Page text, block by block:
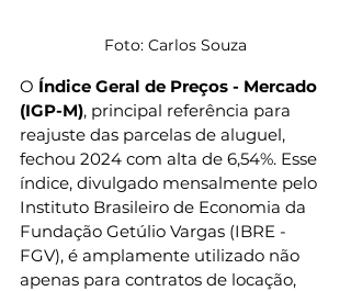
Foto: Carlos Souza
O Índice Geral de Preços - Mercado
(IGP-M), principal referência para
reajuste das parcelas de aluguel,
fechou 2024 com alta de 6,54%. Esse
índice, divulgado mensalmente pelo
Instituto Brasileiro de Economia da
Fundação Getúlio Vargas (IBRE -
FGV), é amplamente utilizado não
apenas para contratos de locação,